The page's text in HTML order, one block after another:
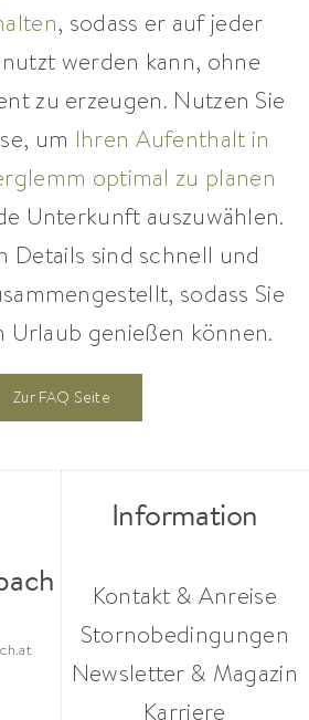
, sodass er auf jeder
werden kann, ohne
zu erzeugen. Nutzen Sie
um Ihren Aufenthalt in
optimal zu planen
Unterkunft auszuwählen.
Details sind schnell und
sodass Sie
Urlaub genießen können.
Zur FAQ Seite
Information
Kontakt & Anreise
Stornobedingungen
Newsletter & Magazin
Karriere